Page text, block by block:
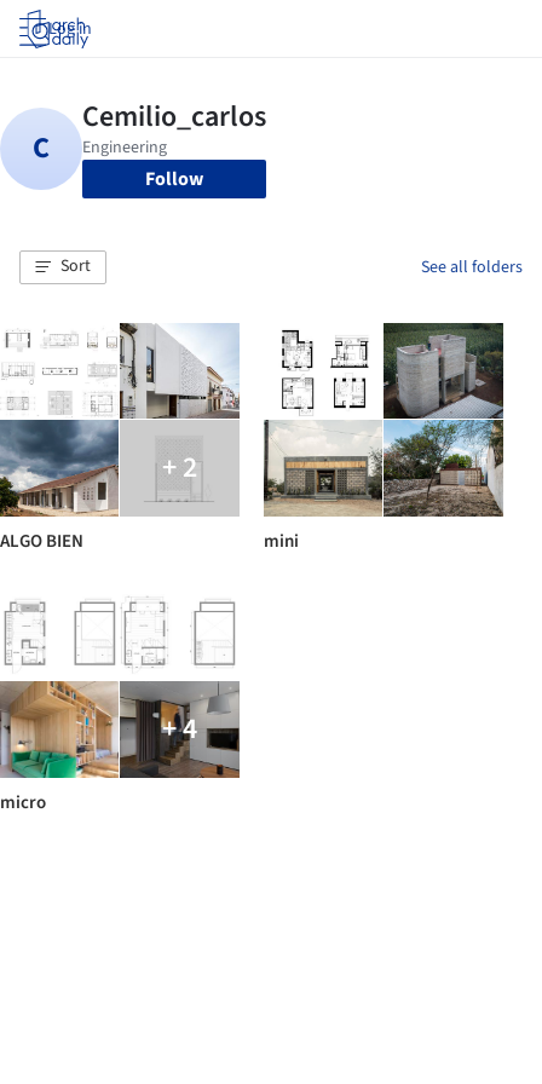
Log in
Follow
Sort See all folders
+ 2
ALGO BIEN mini
+ 4
micro